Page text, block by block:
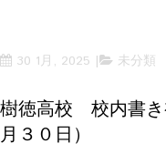
30 1月, 2025 未分類
樹徳高校 校内書き
月３０日）